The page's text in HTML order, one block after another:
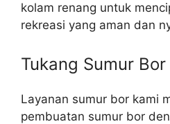
kolam renang untuk
rekreasi yang aman dan
Tukang Sumur Bor
Layanan sumur bor kami
pembuatan sumur bor